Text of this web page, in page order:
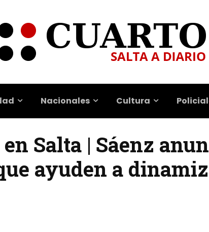
Nacionales Cultura
Salta | Sáenz
ayuden a